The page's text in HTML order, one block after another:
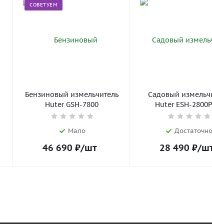
СОВЕТУЕМ
Бензиновый измельчитель
Huter GSH-7800
Мало
46 690 ₽/шт
Садовый
Huter ESH-
Достаточно
28 490 ₽/